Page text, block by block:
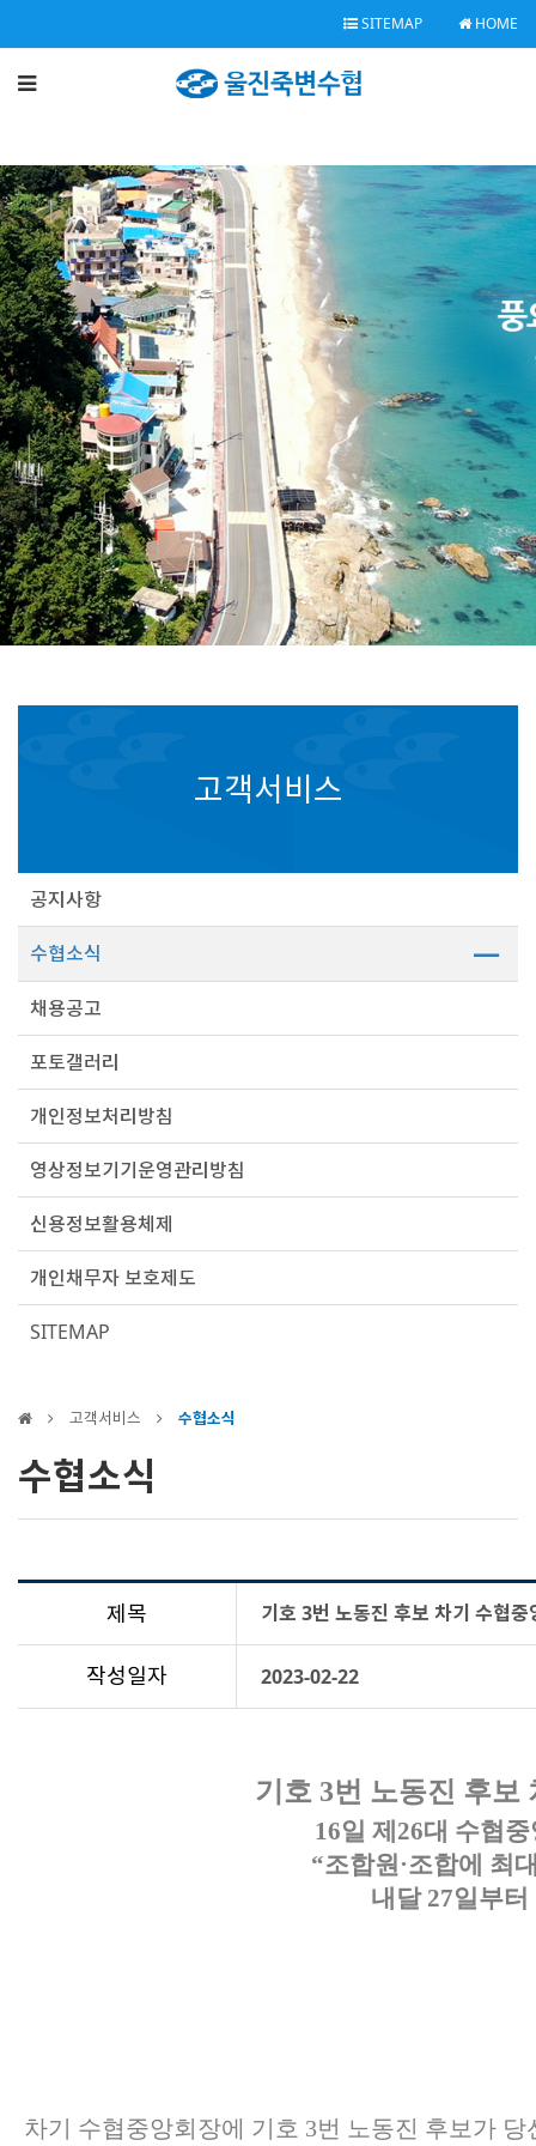
SITEMAP HOME
고객서비스
공지사항
수협소식
채용공고
포토갤러리
개인정보처리방침
영상정보기기운영관리방침
신용정보활용체제
개인채무자 보호제도
SITEMAP
고객서비스 수협소식
수협소식
제목 기호 3번 노동진 후보 차기 수협중
작성일자 2023-02-22
기호 3번 노동진 후보
16일 제 26대 수협
“조합원 ·조합에 최
내달 27일부
차기 수협중앙회장에 기호 3번 노동진 후보가 당